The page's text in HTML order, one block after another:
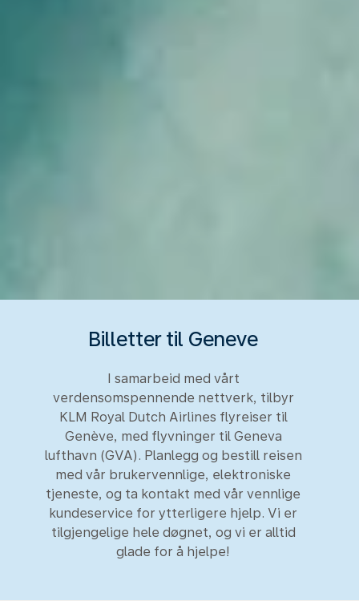
Billetter til Geneve
I samarbeid med vårt
verdensomspennende nettverk, tilbyr
KLM Royal Dutch Airlines flyreiser til
Genève, med flyvninger til Geneva
lufthavn (GVA). Planlegg og bestill reisen
med vår brukervennlige, elektroniske
tjeneste, og ta kontakt med vår vennlige
kundeservice for ytterligere hjelp. Vi er
tilgjengelige hele døgnet, og vi er alltid
glade for å hjelpe!